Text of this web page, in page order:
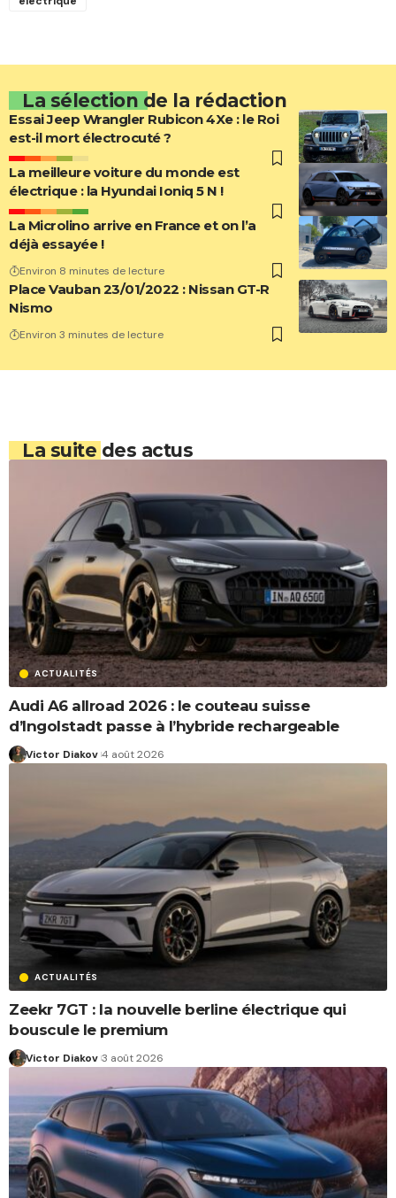
La sélection de la rédaction
Essai Jeep Wrangler Rubicon 4Xe : le Roi
est-il mort électrocuté ?
La meilleure voiture du monde est
électrique : la Hyundai Ioniq 5 N !
La Microlino arrive en France et on l’a
déjà essayée !
Environ 8 minutes de lecture
Place Vauban 23/01/2022 : Nissan GT-R
Nismo
Environ 3 minutes de lecture
La suite des actus
ACTUALITÉS
Audi A6 allroad 2026 : le couteau suisse
d’Ingolstadt passe à l’hybride rechargeable
Victor Diakov 4 août 2026
ACTUALITÉS
Zeekr 7GT : la nouvelle berline électrique qui
bouscule le premium
Victor Diakov 3 août 2026